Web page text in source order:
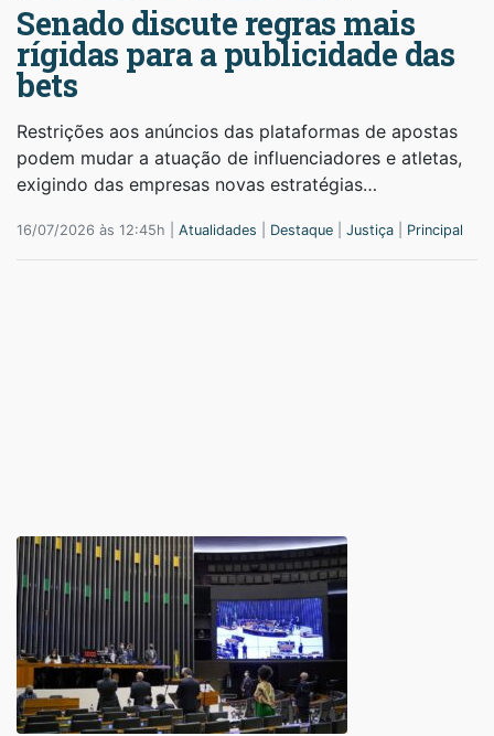
Senado discute regras mais
rígidas para a publicidade das
bets
Restrições aos anúncios das plataformas de apostas
podem mudar a atuação de influenciadores e atletas,
exigindo das empresas novas estratégias…
16/07/2026 às 12:45h | Atualidades Destaque Justiça Principal